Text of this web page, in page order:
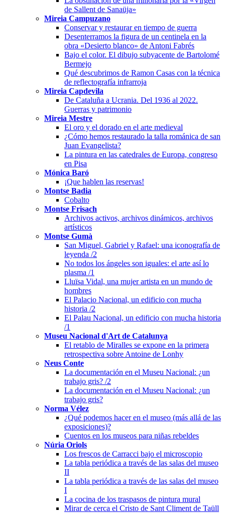
de Sallent de Sanaüja»
Mireia Campuzano
Conservar y restaurar en tiempo de guerra
Desenterramos la figura de un centinela en la
obra «Desierto blanco» de Antoni Fabrés
Bajo el color. El dibujo subyacente de Bartolomé
Bermejo
Qué descubrimos de Ramon Casas con la técnica
de reflectografía infrarroja
Mireia Capdevila
De Cataluña a Ucrania. Del 1936 al 2022.
Guerras y patrimonio
Mireia Mestre
El oro y el dorado en el arte medieval
¿Cómo hemos restaurado la talla románica de san
Juan Evangelista?
La pintura en las catedrales de Europa, congreso
en Pisa
Mónica Baró
¡Que hablen las reservas!
Montse Badia
Cobalto
Montse Frisach
Archivos activos, archivos dinámicos, archivos
artísticos
Montse Gumà
San Miguel, Gabriel y Rafael: una iconografía de
leyenda /2
No todos los ángeles son iguales: el arte así lo
plasma /1
Lluïsa Vidal, una mujer artista en un mundo de
hombres
El Palacio Nacional, un edificio con mucha
historia /2
El Palau Nacional, un edificio con mucha historia
/1
Museu Nacional d'Art de Catalunya
El retablo de Miralles se expone en la primera
retrospectiva sobre Antoine de Lonhy
Neus Conte
La documentación en el Museu Nacional: ¿un
trabajo gris? /2
La documentación en el Museu Nacional: ¿un
trabajo gris?
Norma Vélez
¿Qué podemos hacer en el museo (más allá de las
exposiciones)?
Cuentos en los museos para niñas rebeldes
Núria Oriols
Los frescos de Carracci bajo el microscopio
La tabla periódica a través de las salas del museo
II
La tabla periódica a través de las salas del museo
I
La cocina de los traspasos de pintura mural
Mirar de cerca el Cristo de Sant Climent de Taüll